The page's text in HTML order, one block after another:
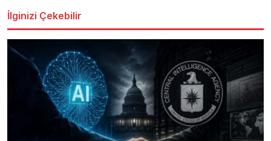
İlginizi Çekebilir